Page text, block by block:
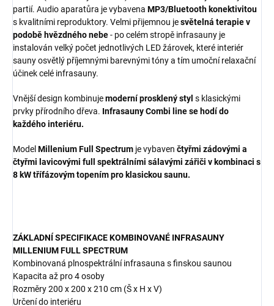
partií. Audio aparatůra je vybavena MP3/Bluetooth konektivitou
s kvalitními reproduktory. Velmi přijemnou jesvětelná terapie v
podobě hvězdného nebe- po celém stropě infrasauny je
instalován velký počet jednotlivých LED žárovek, které interiér
sauny osvětlý příjemnými barevnými tóny a tím umoční relaxační
účinek celé infrasauny.
Vnější design kombinujemoderní prosklený styl s klasickými
prvky přírodního dřeva. Infrasauny Combi line se hodí do
každého interiéru.
Model Millenium Full Spectrum je vybaven čtyřmi zádovými a
čtyřmi lavicovými full spektrálními sálavými zářiči v kombinaci s
8 kW třífázovým topením pro klasickou saunu.
ZÁKLADNÍ SPECIFIKACE KOMBINOVANÉ INFRASAUNY
MILLENIUM FULL SPECTRUM
Kombinovaná plnospektrální infrasauna s finskou saunou
Kapacita až pro 4 osoby
Rozměry 200 x 200 x 210 cm (Š x H x V)
Určení do interiéru